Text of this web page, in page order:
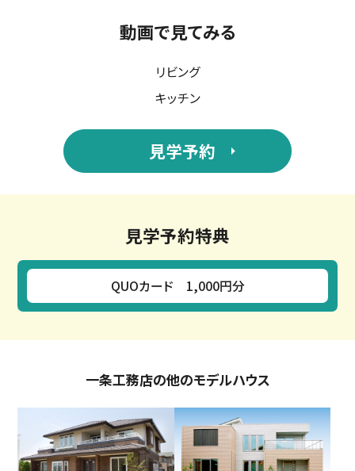
動画で見てみる
リビング
キッチン
見学予約
見学予約特典
QUOカード 1,000円分
一条工務店の他のモデルハウス